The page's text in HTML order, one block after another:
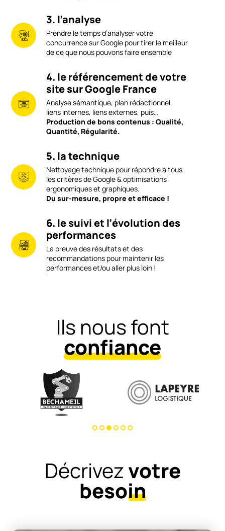
3. l’analyse
Prendre le temps d’analyser votre
concurrence sur Google pour tirer le meilleur
de ce que nous pouvons faire ensemble
4. le référencement de votre
site sur Google France
Analyse sémantique, plan rédactionnel,
liens internes, liens externes, puis…
Production de bons contenus : Qualité,
Quantité, Régularité.
5. la technique
Nettoyage technique pour répondre à tous
les critères de Google & optimisations
ergonomiques et graphiques.
Du sur-mesure, propre et efficace !
6. le suivi et l’évolution des
performances
La preuve des résultats et des
recommandations pour maintenir les
performances et/ou aller plus loin !
Ils nous font
confiance
Décrivezvotre
besoin